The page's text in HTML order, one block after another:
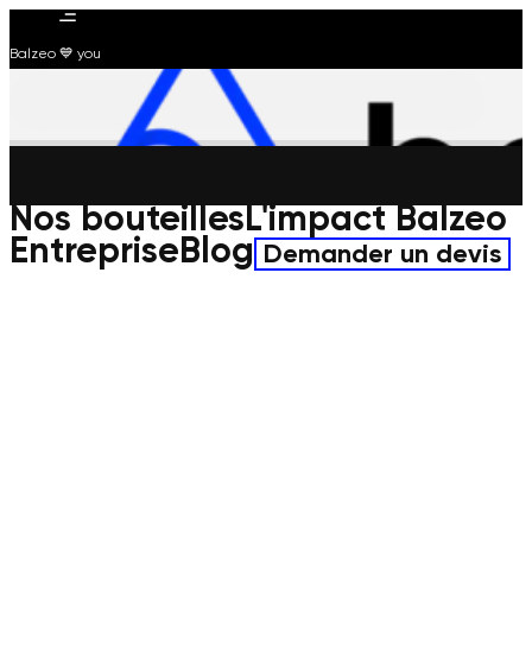
Balzeo 💙 you
Nos bouteillesL'impact Balzeo
EntrepriseBlog Demander un devis